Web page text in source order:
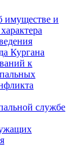
имуществе и
Кургана
к
службе